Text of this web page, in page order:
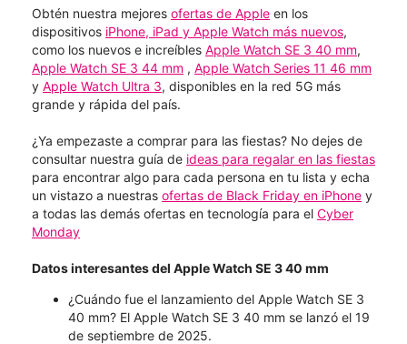
Obtén nuestra mejores ofertas de Apple en los
dispositivos iPhone, iPad y Apple Watch más nuevos,
como los nuevos e increíbles Apple Watch SE 3 40 mm,
Apple Watch SE 3 44 mm , Apple Watch Series 11 46 mm
y Apple Watch Ultra 3, disponibles en la red 5G más
grande y rápida del país.
¿Ya empezaste a comprar para las fiestas? No dejes de
consultar nuestra guía de ideas para regalar en las fiestas
para encontrar algo para cada persona en tu lista y echa
un vistazo a nuestras ofertas de Black Friday en iPhone y
a todas las demás ofertas en tecnología para el Cyber
Monday
Datos interesantes del Apple Watch SE 3 40 mm
¿Cuándo fue el lanzamiento del Apple Watch SE 3
40 mm? El Apple Watch SE 3 40 mm se lanzó el 19
de septiembre de 2025.